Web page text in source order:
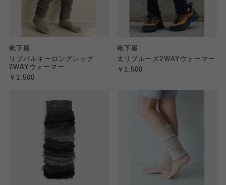
靴下屋
リブバルキーロングレッグ
2WAYウォーマー
￥1,500
靴下屋
太リブルーズ2WAYウォーマー
￥1,500